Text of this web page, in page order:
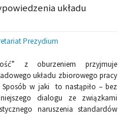
układu
Prezydium
z oburzeniem przyjmuje
układu zbiorowego pracy
Sposób w jaki to nastąpiło – bez
dialogu ze związkami
naruszenia standardów